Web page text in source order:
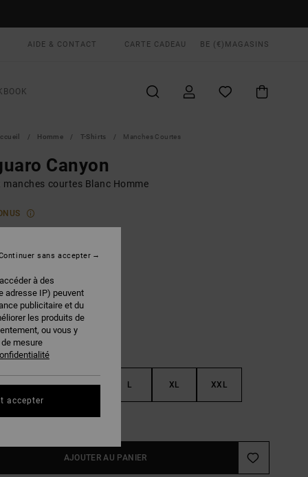
AIDE & CONTACT CARTE CADEAU BE (€) MAGASINS
Homme T-Shirts Manches Courtes
Canyon
manches courtes Blanc Homme
S M L XL XXL
Le Guide Des Tailles
AJOUTER AU PANIER
à des
adresse IP) peuvent
publicitaire et du
les produits de
ou vous y
mesure
sans accepter
accepter